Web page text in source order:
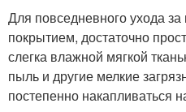
Для повседневного ухода
покрытием, достаточно
слегка влажной мягкой
пыль и другие мелкие
постепенно накапливаться